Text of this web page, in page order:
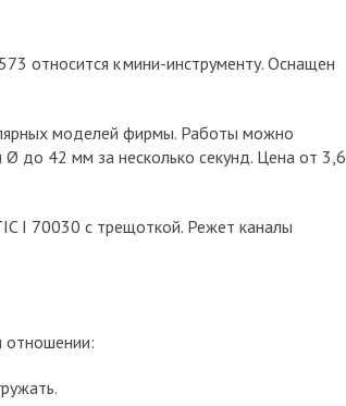
относится к мини-инструменту. Оснащен
моделей фирмы. Работы можно
до 42 мм за несколько секунд. Цена от 3,6
I 70030 с трещоткой. Режет каналы
отношении: